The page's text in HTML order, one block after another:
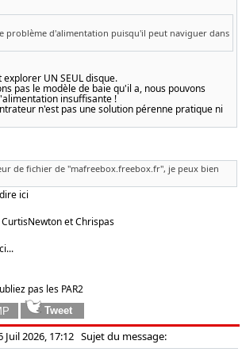
problème d'alimentation puisqu'il peut naviguer dans
UN SEUL disque.
pas le modèle de baie qu'il a, nous pouvons
insuffisante !
n'est pas une solution pérenne pratique ni
de fichier de "mafreebox.freebox.fr", je peux bien
ici
et Chrispas
pas les PAR2
2026, 17:12 Sujet du message: